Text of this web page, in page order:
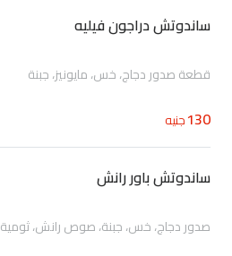
ساندوتش دراجون فيليه
قطعة صدور دجاج، خس، مايونيز، جبنة
130جنيه
ساندوتش باور رانش
صدور دجاج، خس، جبنة، صوص رانش، ثومية